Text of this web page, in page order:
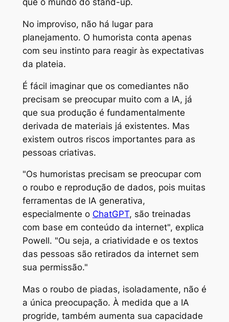
No improviso, não há lugar para
planejamento. O humorista conta apenas
com seu instinto para reagir às expectativas
da plateia.
É fácil imaginar que os comediantes não
precisam se preocupar muito com a IA, já
que sua produção é fundamentalmente
derivada de materiais já existentes. Mas
existem outros riscos importantes para as
pessoas criativas.
"Os humoristas precisam se preocupar com
o roubo e reprodução de dados, pois muitas
ferramentas de IA generativa,
especialmente o ChatGPT, são treinadas
com base em conteúdo da internet", explica
Powell. "Ou seja, a criatividade e os textos
das pessoas são retirados da internet sem
sua permissão."
Mas o roubo de piadas, isoladamente, não é
a única preocupação. À medida que a IA
progride, também aumenta sua capacidade